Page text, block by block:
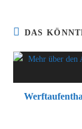
DAS